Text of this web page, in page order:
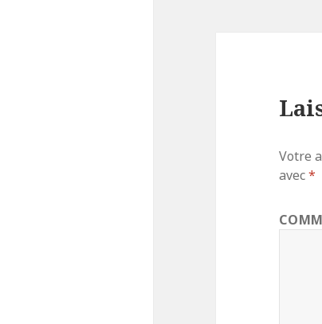
Votre
avec*